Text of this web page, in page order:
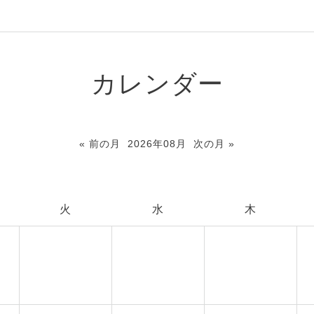
カレンダー
« 前の月 2026年08月 次の月 »
火 水 木